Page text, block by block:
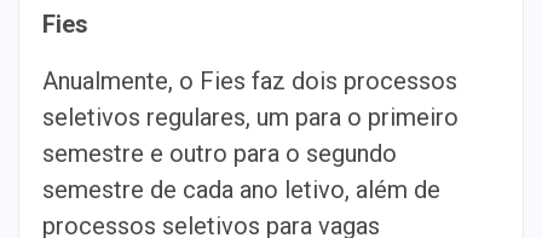
Fies
Anualmente, o Fies faz dois processos
seletivos regulares, um para o primeiro
semestre e outro para o segundo
semestre de cada ano letivo, além de
processos seletivos para vagas